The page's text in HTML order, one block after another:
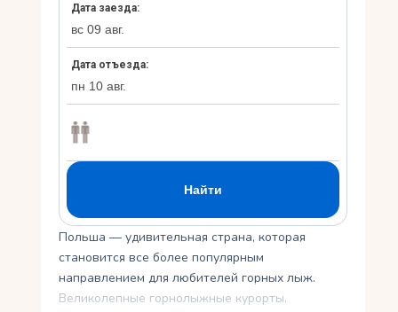
Польша — удивительная страна, которая
становится все более популярным
направлением для любителей горных лыж.
Великолепные горнолыжные курорты,